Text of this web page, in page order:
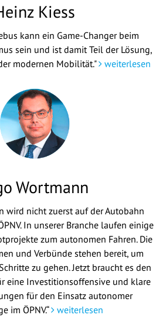
Kiess
kann ein Game-Changer beim
sein und ist damit Teil der Lösung,
modernen Mobilität." weiterlesen
Wortmann
wird nicht zuerst auf der Autobahn
In unserer Branche laufen einige
zum autonomen Fahren. Die
und Verbünde stehen bereit, um
zu gehen. Jetzt braucht es den
eine Investitionsoffensive und klare
für den Einsatz autonomer
im ÖPNV.“ weiterlesen